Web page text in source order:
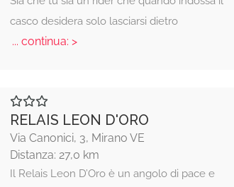
casco desidera solo lasciarsi dietro
... continua: >
RELAIS LEON D'ORO
Via Canonici, 3, Mirano VE
Distanza: 27,0 km
Il Relais Leon D’Oro è un angolo di pace e